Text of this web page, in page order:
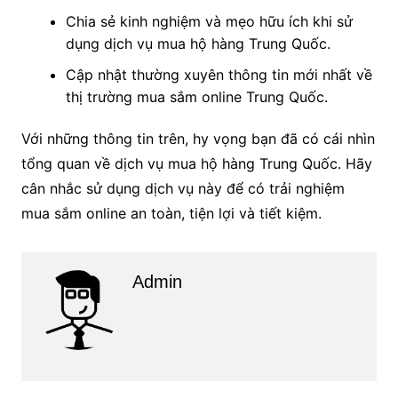
Chia sẻ kinh nghiệm và mẹo hữu ích khi sử
dụng dịch vụ mua hộ hàng Trung Quốc.
Cập nhật thường xuyên thông tin mới nhất về
thị trường mua sắm online Trung Quốc.
Với những thông tin trên, hy vọng bạn đã có cái nhìn
tổng quan về dịch vụ mua hộ hàng Trung Quốc. Hãy
cân nhắc sử dụng dịch vụ này để có trải nghiệm
mua sắm online an toàn, tiện lợi và tiết kiệm.
Admin